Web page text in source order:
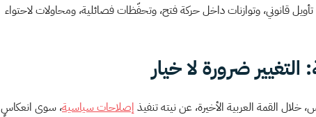
قانوني، وتوازنات داخل حركة فتح، وتحفّظات فصائلية، ومحاولات لاحتواء
ضرورة لا خيار
القمة العربية الأخيرة، عن نيته تنفيذ إصلاحات سياسية، سوى انعكاسٍ